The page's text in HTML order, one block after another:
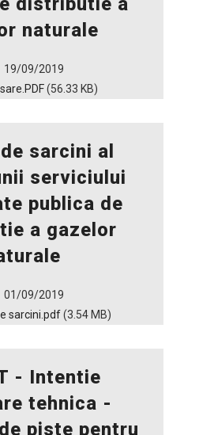
naturale
19/09/2019
(56.33 KB)
sarcini al
serviciului
publica de
a gazelor
01/09/2019
sarcini.pdf(3.54 MB)
- Intentie
tehnica -
piste pentru